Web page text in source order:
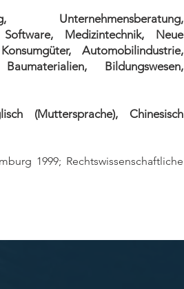
Unternehmensberatung,
Software, Medizintechnik, Neue
Automobilindustrie,
Bildungswesen,
(Muttersprache), Chinesisch
1999; Rechtswissenschaftliche